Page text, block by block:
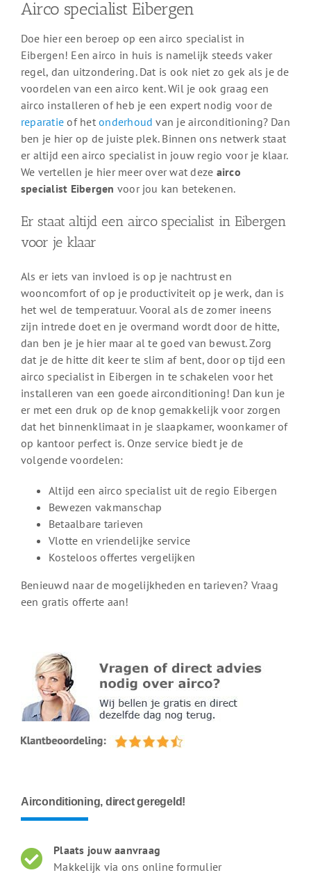
Airco specialist Eibergen
Doe hier een beroep op een airco specialist in
Eibergen! Een airco in huis is namelijk steeds vaker
regel, dan uitzondering. Dat is ook niet zo gek als je de
voordelen van een airco kent. Wil je ook graag een
airco installeren of heb je een expert nodig voor de
reparatie of hetonderhoud van je airconditioning? Dan
ben je hier op de juiste plek. Binnen ons netwerk staat
er altijd een airco specialist in jouw regio voor je klaar.
We vertellen je hier meer over wat deze airco
specialist Eibergen voor jou kan betekenen.
Er staat altijd een airco specialist in Eibergen
voor je klaar
Als er iets van invloed is op je nachtrust en
wooncomfort of op je productiviteit op je werk, dan is
het wel de temperatuur. Vooral als de zomer ineens
zijn intrede doet en je overmand wordt door de hitte,
dan ben je je hier maar al te goed van bewust. Zorg
dat je de hitte dit keer te slim af bent, door op tijd een
airco specialist in Eibergen in te schakelen voor het
installeren van een goede airconditioning! Dan kun je
er met een druk op de knop gemakkelijk voor zorgen
dat het binnenklimaat in je slaapkamer, woonkamer of
op kantoor perfect is. Onze service biedt je de
volgende voordelen:
Altijd een airco specialist uit de regio Eibergen
Bewezen vakmanschap
Betaalbare tarieven
Vlotte en vriendelijke service
Kosteloos offertes vergelijken
Benieuwd naar de mogelijkheden en tarieven? Vraag
een gratis offerte aan!
Airconditioning, direct geregeld!
Plaats jouw aanvraag
Makkelijk via ons online formulier